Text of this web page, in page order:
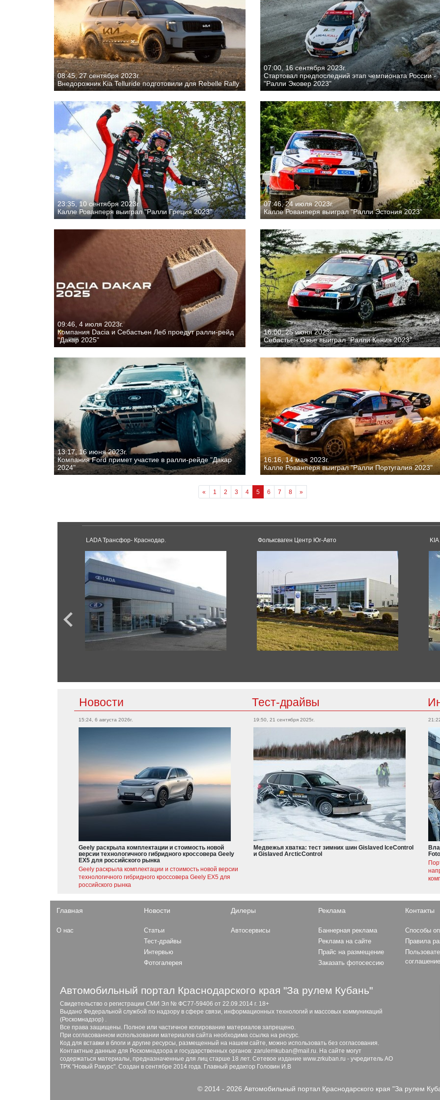
08:45, 27 сентября 2023г.
Внедорожник Kia Telluride подготовили для Rebelle Rally
07:00, 16 сентября 2023г.
Стартовал предпоследний этап чемпионата России -
"Ралли Эковер 2023"
23:35, 10 сентября 2023г.
Калле Рованперя выиграл "Ралли Греция 2023"
07:46, 24 июля 2023г.
Калле Рованперя выиграл "Ралли Эстония 2023"
09:46, 4 июля 2023г.
Компания Dacia и Себастьен Леб проедут ралли-рейд
"Дакар 2025"
16:00, 25 июня 2023г.
Себастьен Ожье выиграл "Ралли Кения 2023"
13:17, 16 июня 2023г.
Компания Ford примет участие в ралли-рейде "Дакар
2024"
16:16, 14 мая 2023г.
Калле Рованперя выиграл "Ралли Португалия 2023"
« 1 2 3 4 5 6 7 8 »
LADA Трансфор- Краснодар. Фольксваген Центр Юг-Авто
Новости Тест-драйвы
15:24, 6 августа 2026г.
Geely раскрыла комплектации и стоимость новой
версии технологичного гибридного кроссовера Geely
EX5 для российского рынка
Geely раскрыла комплектации и стоимость новой версии
технологичного гибридного кроссовера Geely EX5 для
российского рынка
19:50, 21 сентября 2025г.
Медвежья хватка: тест зимних шин Gislaved IceControl
и Gislaved ArcticControl
Главная
О нас
Новости
Статьи
Тест-драйвы
Интервью
Фотогалерея
Дилеры
Автосервисы
Реклама
Баннерная реклама
Реклама на сайте
Прайс на размещение
Заказать фотосессию
Контакты
Способы
Правила
соглашение
Автомобильный портал Краснодарского края "За рулем Кубань"
Свидетельство о регистрации СМИ Эл № ФС77-59406 от 22.09.2014 г. 18+
Выдано Федеральной службой по надзору в сфере связи, информационных технологий и массовых коммуникаций
(Роскомнадзор) .
Все права защищены. Полное или частичное копирование материалов запрещено.
При согласованном использовании материалов сайта необходима ссылка на ресурс.
Код для вставки в блоги и другие ресурсы, размещенный на нашем сайте, можно использовать без согласования.
Контактные данные для Роскомнадзора и государственных органов: zarulemkuban@mail.ru. На сайте могут
содержаться материалы, предназначенные для лиц старше 18 лет. Сетевое издание www.zrkuban.ru - учредитель АО
ТРК "Новый Ракурс". Создан в сентябре 2014 года. Главный редактор Головин И.В
© 2014 - 2026 Автомобильный портал Краснодарского края "За рулем